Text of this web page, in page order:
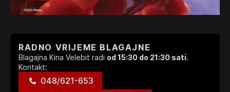
RADNO VRIJEME BLAGAJNE
Blagajna Kina Velebit radi od 15:30 do 21:30 sati.
Kontakt:
048/621-653